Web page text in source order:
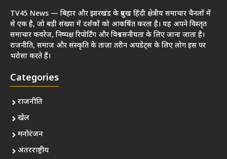
TV45 News — बिहार और झारखंड के प्रमुख हिंदी क्षेत्रीय समाचार चैनलों में
से एक है, जो बड़ी संख्या में दर्शकों को आकर्षित करता है। यह अपने विस्तृत
समाचार कवरेज, निष्पक्ष रिपोर्टिंग और विश्वसनीयता के लिए जाना जाता है।
राजनीति, समाज और संस्कृति के ताज़ा तरीन अपडेट्स के लिए लोग इस पर
भरोसा करते हैं।
Categories
राजनीति
खेल
मनोरंजन
अंतरराष्ट्रीय